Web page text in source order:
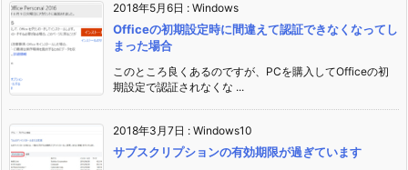
2018年5月6日 : Windows
Officeの初期設定時に間違えて認証できなくなってし
まった場合
このところ良くあるのですが、PCを購入してOfficeの初
期設定で認証されなくな ...
2018年3月7日 : Windows10
サブスクリプションの有効期限が過ぎています